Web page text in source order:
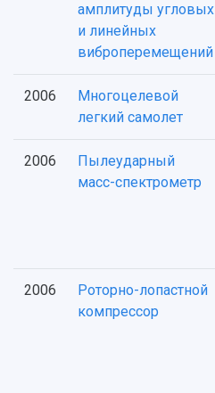
амплитуды угловых
и линейных
виброперемещений
2006
Многоцелевой
легкий самолет
2006
Пылеударный
масс-спектрометр
2006
Роторно-лопастной
компрессор